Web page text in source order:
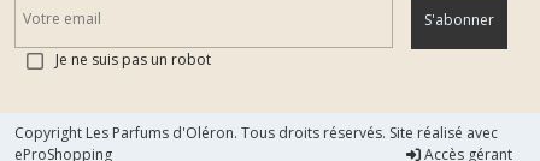
S'abonner
Je ne suis pas un robot
Copyright Les Parfums d'Oléron. Tous droits réservés. Site réalisé avec
eProShopping
Accès gérant